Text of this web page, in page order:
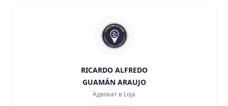
RICARDO ALFREDO
GUAMÁN ARAUJO
Адвокат в Loja